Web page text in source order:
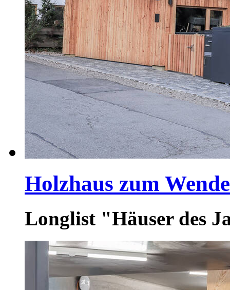
Holzhaus zum
Longlist "Häuser des